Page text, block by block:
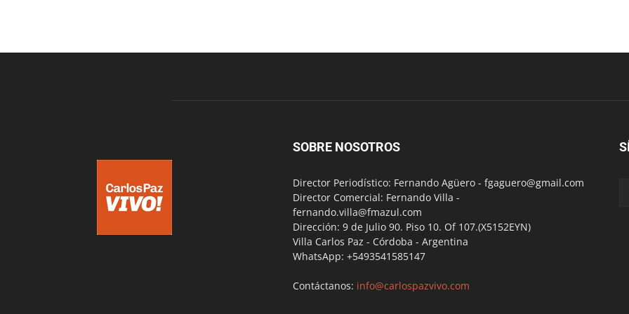
SOBRE NOSOTROS
Director Periodístico: Fernando Agüero - fgaguero@gmail.com
Director Comercial: Fernando Villa -
fernando.villa@fmazul.com
Dirección: 9 de Julio 90. Piso 10. Of 107.(X5152EYN)
Villa Carlos Paz - Córdoba - Argentina
WhatsApp: +5493541585147
Contáctanos: info@carlospazvivo.com